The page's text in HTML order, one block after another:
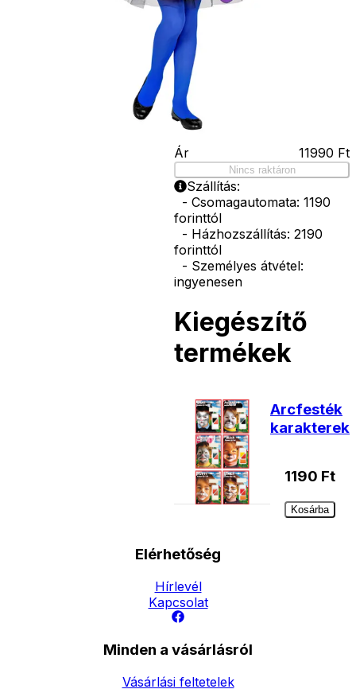
Ár
11990 Ft
Nincs raktáron
Szállítás:
- Csomagautomata: 1190
forinttól
- Házhozszállítás: 2190
forinttól
- Személyes átvétel:
ingyenesen
Kiegészítő
termékek
Arcfesték
karakterek
1190 Ft
Kosárba
Elérhetőség
Hírlevél
Kapcsolat
Minden a vásárlásról
Vásárlási feltetelek